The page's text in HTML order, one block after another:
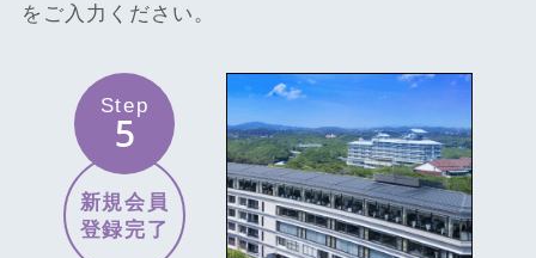
をご入力ください。
Step
5
新規会員
登録完了